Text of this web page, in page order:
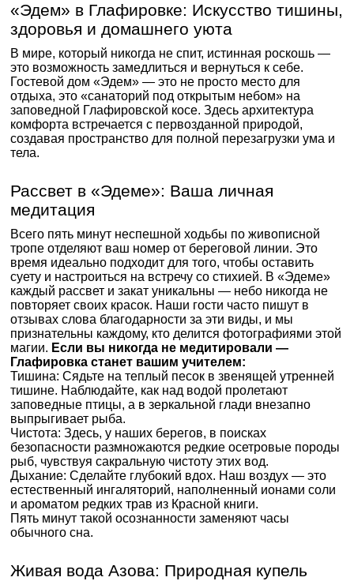
«Эдем» в Глафировке: Искусство тишины,
здоровья и домашнего уюта
В мире, который никогда не спит, истинная роскошь —
это возможность замедлиться и вернуться к себе.
Гостевой дом «Эдем» — это не просто место для
отдыха, это «санаторий под открытым небом» на
заповедной Глафировской косе. Здесь архитектура
комфорта встречается с первозданной природой,
создавая пространство для полной перезагрузки ума и
тела.
Рассвет в «Эдеме»: Ваша личная
медитация
Всего пять минут неспешной ходьбы по живописной
тропе отделяют ваш номер от береговой линии. Это
время идеально подходит для того, чтобы оставить
суету и настроиться на встречу со стихией. В «Эдеме»
каждый рассвет и закат уникальны — небо никогда не
повторяет своих красок. Наши гости часто пишут в
отзывах слова благодарности за эти виды, и мы
признательны каждому, кто делится фотографиями этой
магии. Если вы никогда не медитировали —
Глафировка станет вашим учителем:
Тишина: Сядьте на теплый песок в звенящей утренней
тишине. Наблюдайте, как над водой пролетают
заповедные птицы, а в зеркальной глади внезапно
выпрыгивает рыба.
Чистота: Здесь, у наших берегов, в поисках
безопасности размножаются редкие осетровые породы
рыб, чувствуя сакральную чистоту этих вод.
Дыхание: Сделайте глубокий вдох. Наш воздух — это
естественный ингаляторий, наполненный ионами соли
и ароматом редких трав из Красной книги.
Пять минут такой осознанности заменяют часы
обычного сна.
Живая вода Азова: Природная купель